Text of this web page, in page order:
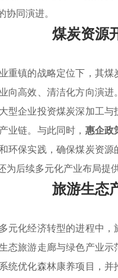
同演进。
煤炭资源
重镇的战略定位下，其
向高效、清洁化方向演
型企业投资煤炭深加工
业链。与此同时， 惠企政
环保实践，确保煤炭资
为后续多元化产业布局提
旅游生态
元化经济转型的进程中
态旅游走廊与绿色产业示
统优化森林康养项目，